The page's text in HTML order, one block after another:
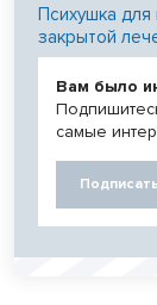
Психушка для
закрытой
Вам было
самые